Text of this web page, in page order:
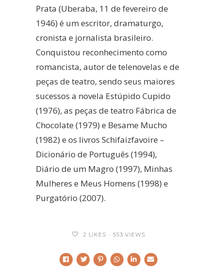
Prata (Uberaba, 11 de fevereiro de
1946) é um escritor, dramaturgo,
cronista e jornalista brasileiro.
Conquistou reconhecimento como
romancista, autor de telenovelas e de
peças de teatro, sendo seus maiores
sucessos a novela Estúpido Cupido
(1976), as peças de teatro Fábrica de
Chocolate (1979) e Besame Mucho
(1982) e os livros Schifaizfavoire –
Dicionário de Português (1994),
Diário de um Magro (1997), Minhas
Mulheres e Meus Homens (1998) e
Purgatório (2007).
2 LIKES 553 VIEWS